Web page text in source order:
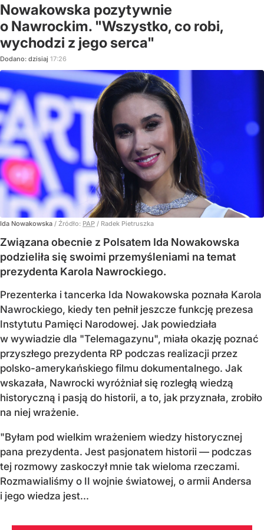
Nowakowska pozytywnie
o Nawrockim. "Wszystko, co robi,
wychodzi z jego serca"
Dodano: dzisiaj 17:26
Ida Nowakowska / Źródło: PAP / Radek Pietruszka
Związana obecnie z Polsatem Ida Nowakowska
podzieliła się swoimi przemyśleniami na temat
prezydenta Karola Nawrockiego.
Prezenterka i tancerka Ida Nowakowska poznała Karola
Nawrockiego, kiedy ten pełnił jeszcze funkcję prezesa
Instytutu Pamięci Narodowej. Jak powiedziała
w wywiadzie dla "Telemagazynu", miała okazję poznać
przyszłego prezydenta RP podczas realizacji przez
polsko-amerykańskiego filmu dokumentalnego. Jak
wskazała, Nawrocki wyróżniał się rozległą wiedzą
historyczną i pasją do historii, a to, jak przyznała, zrobiło
na niej wrażenie.
"Byłam pod wielkim wrażeniem wiedzy historycznej
pana prezydenta. Jest pasjonatem historii — podczas
tej rozmowy zaskoczył mnie tak wieloma rzeczami.
Rozmawialiśmy o II wojnie światowej, o armii Andersa
i jego wiedza jest...